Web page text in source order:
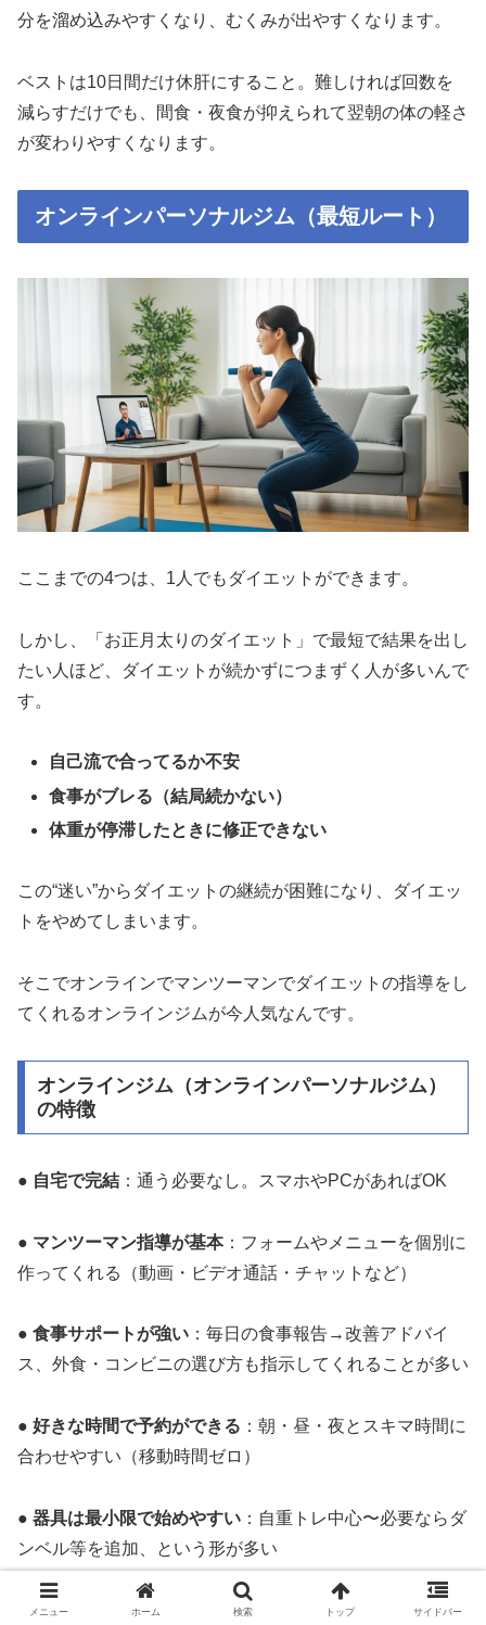
分を溜め込みやすくなり、むくみが出やすくなります。
ベストは10日間だけ休肝にすること。難しければ回数を
減らすだけでも、間食・夜食が抑えられて翌朝の体の軽さ
が変わりやすくなります。
オンラインパーソナルジム（最短ルート）
ここまでの4つは、1人でもダイエットができます。
しかし、「お正月太りのダイエット」で最短で結果を出し
たい人ほど、ダイエットが続かずにつまずく人が多いんで
す。
自己流で合ってるか不安
食事がブレる（結局続かない）
体重が停滞したときに修正できない
この“迷い”からダイエットの継続が困難になり、ダイエッ
トをやめてしまいます。
そこでオンラインでマンツーマンでダイエットの指導をし
てくれるオンラインジムが今人気なんです。
オンラインジム（オンラインパーソナルジム）
の特徴
● 自宅で完結 ：通う必要なし。スマホやPCがあればOK
● マンツーマン指導が基本：フォームやメニューを個別に
作ってくれる（動画・ビデオ通話・チャットなど）
● 食事サポートが強い ：毎日の食事報告→改善アドバイ
ス、外食・コンビニの選び方も指示してくれることが多い
● 好きな時間で予約ができる ：朝・昼・夜とスキマ時間に
合わせやすい（移動時間ゼロ）
● 器具は最小限で始めやすい ：自重トレ中心〜必要ならダ
ンベル等を追加、という形が多い
●料金は“通うパーソナルより安め”なことが多い ：ただし
メニュー ホーム 検索 トップ サイドバー